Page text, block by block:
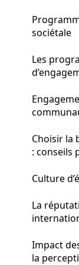
sociétale
Les
Choisir la
: conseils
Culture
La
Impact
la